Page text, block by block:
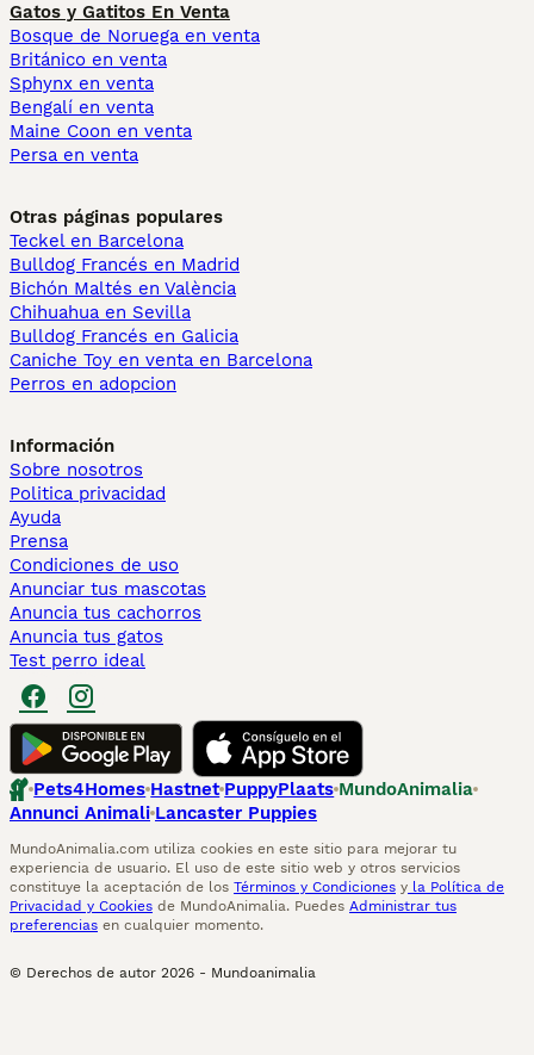
Gatos y Gatitos En Venta
Bosque de Noruega en venta
Británico en venta
Sphynx en venta
Bengalí en venta
Maine Coon en venta
Persa en venta
Otras páginas populares
Teckel en Barcelona
Bulldog Francés en Madrid
Bichón Maltés en València
Chihuahua en Sevilla
Bulldog Francés en Galicia
Caniche Toy en venta en Barcelona
Perros en adopcion
Información
Sobre nosotros
Politica privacidad
Ayuda
Prensa
Condiciones de uso
Anunciar tus mascotas
Anuncia tus cachorros
Anuncia tus gatos
Test perro ideal
Pets4Homes Hastnet PuppyPlaats MundoAnimalia
Annunci Animali Lancaster Puppies
MundoAnimalia.com utiliza cookies en este sitio para mejorar tu
experiencia de usuario. El uso de este sitio web y otros servicios
constituye la aceptación de los Términos y Condiciones y la Política de
Privacidad y Cookies de MundoAnimalia. Puedes Administrar tus
preferencias en cualquier momento.
© Derechos de autor 2026 - Mundoanimalia